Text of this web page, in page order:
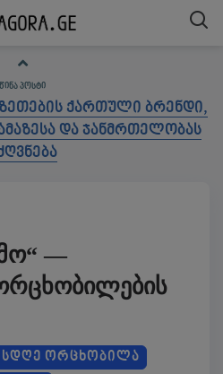
ᲬᲘᲜᲐ ᲞᲝᲡᲢᲘ
ქართული ბრენდი,
და ჯანმრთელობას
—
ᲝᲠᲪᲮᲝᲑᲘᲚᲐ